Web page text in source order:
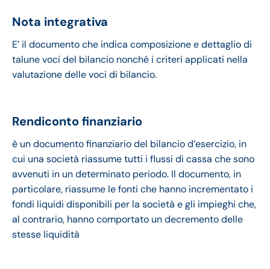
Nota integrativa
E’ il documento che indica composizione e dettaglio di
talune voci del bilancio nonché i criteri applicati nella
valutazione delle voci di bilancio.
Rendiconto finanziario
è un documento finanziario del bilancio d’esercizio, in
cui una società riassume tutti i flussi di cassa che sono
avvenuti in un determinato periodo. Il documento, in
particolare, riassume le fonti che hanno incrementato i
fondi liquidi disponibili per la società e gli impieghi che,
al contrario, hanno comportato un decremento delle
stesse liquidità